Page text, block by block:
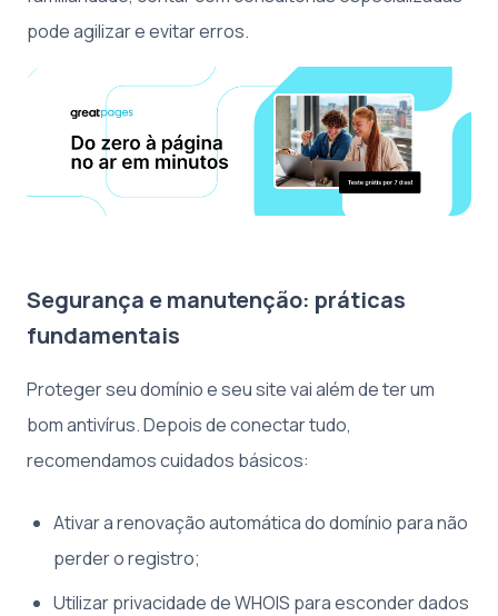
pode agilizar e evitar erros.
Segurança e manutenção: práticas
fundamentais
Proteger seu domínio e seu site vai além de ter um
bom antivírus. Depois de conectar tudo,
recomendamos cuidados básicos:
Ativar a renovação automática do domínio para não
perder o registro;
Utilizar privacidade de WHOIS para esconder dados